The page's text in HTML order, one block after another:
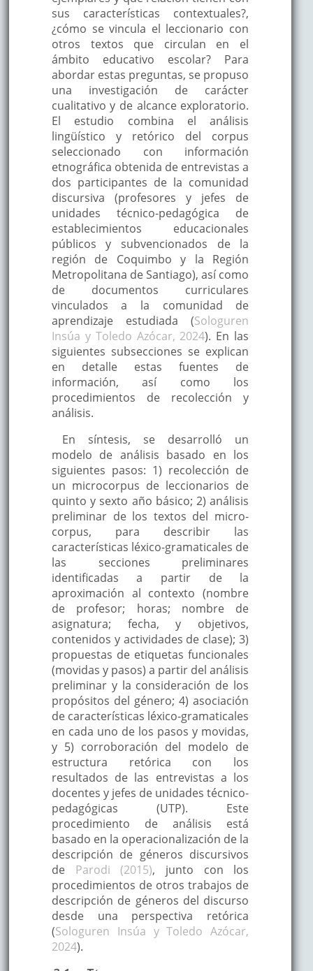
sus características contextuales?,
¿cómo se vincula el leccionario con
otros textos que circulan en el
ámbito educativo escolar? Para
abordar estas preguntas, se propuso
una investigación de carácter
cualitativo y de alcance exploratorio.
El estudio combina el análisis
lingüístico y retórico del corpus
seleccionado con información
etnográfica obtenida de entrevistas a
dos participantes de la comunidad
discursiva (profesores y jefes de
unidades técnico-pedagógica de
establecimientos educacionales
públicos y subvencionados de la
región de Coquimbo y la Región
Metropolitana de Santiago), así como
de documentos curriculares
vinculados a la comunidad de
aprendizaje estudiada (Sologuren
Insúa y Toledo Azócar, 2024). En las
siguientes subsecciones se explican
en detalle estas fuentes de
información, así como los
procedimientos de recolección y
análisis.
En síntesis, se desarrolló un
modelo de análisis basado en los
siguientes pasos: 1) recolección de
un microcorpus de leccionarios de
quinto y sexto año básico; 2) análisis
preliminar de los textos del micro-
corpus, para describir las
características léxico-gramaticales de
las secciones preliminares
identificadas a partir de la
aproximación al contexto (nombre
de profesor; horas; nombre de
asignatura; fecha, y objetivos,
contenidos y actividades de clase); 3)
propuestas de etiquetas funcionales
(movidas y pasos) a partir del análisis
preliminar y la consideración de los
propósitos del género; 4) asociación
de características léxico-gramaticales
en cada uno de los pasos y movidas,
y 5) corroboración del modelo de
estructura retórica con los
resultados de las entrevistas a los
docentes y jefes de unidades técnico-
pedagógicas (UTP). Este
procedimiento de análisis está
basado en la operacionalización de la
descripción de géneros discursivos
de Parodi (2015), junto con los
procedimientos de otros trabajos de
descripción de géneros del discurso
desde una perspectiva retórica
(Sologuren Insúa y Toledo Azócar,
2024).